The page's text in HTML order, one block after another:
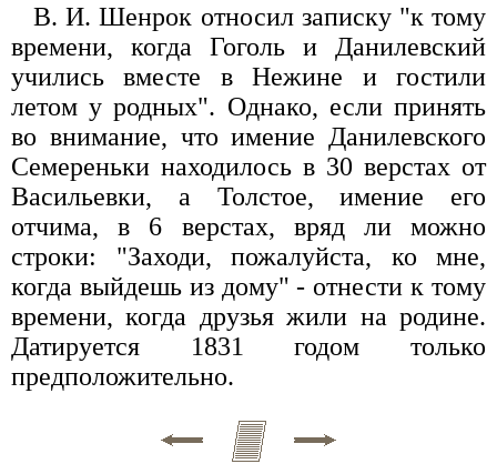
В. И. Шенрок относил записку "к тому
времени, когда Гоголь и Данилевский
учились вместе в Нежине и гостили
летом у родных". Однако, если принять
во внимание, что имение Данилевского
Семереньки находилось в 30 верстах от
Васильевки, а Толстое, имение его
отчима, в 6 верстах, вряд ли можно
строки: "Заходи, пожалуйста, ко мне,
когда выйдешь из дому" - отнести к тому
времени, когда друзья жили на родине.
Датируется 1831 годом только
предположительно.